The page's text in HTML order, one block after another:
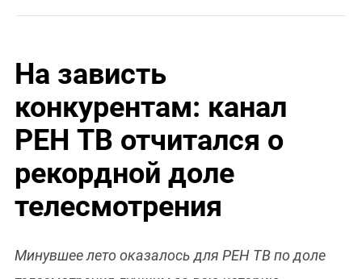
На зависть
конкурентам: канал
РЕН ТВ отчитался о
рекордной доле
телесмотрения
Минувшее лето оказалось для РЕН ТВ по доле